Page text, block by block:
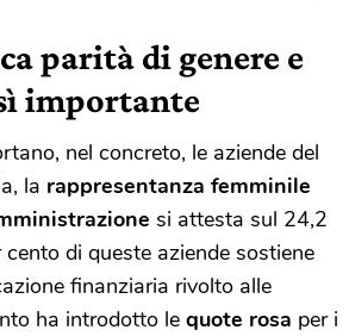
parità di genere e
importante
nel concreto, le aziende del
la rappresentanza femminile
si attesta sul 24,2
cento di queste aziende sostiene
finanziaria rivolto alle
ha introdotto le quote rosa per i